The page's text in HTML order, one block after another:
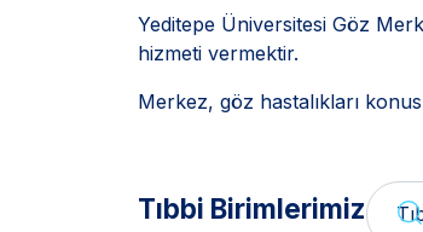
Yeditepe Üniversitesi Göz
hizmeti vermektir.
Merkez, göz hastalıkları
Tıbbi Birimlerimiz